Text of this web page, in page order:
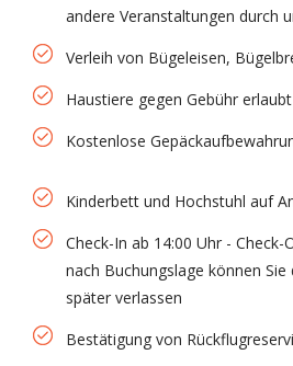
andere Veranstaltungen durch
Verleih von Bügeleisen,
Haustiere gegen Gebühr erlaubt
Kostenlose
Kinderbett und Hochstuhl auf
Check-In ab 14:00 Uhr - Check-
nach Buchungslage können
später verlassen
Bestätigung von